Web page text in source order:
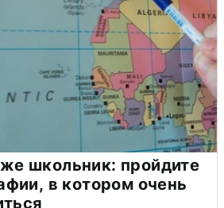
школьник: пройдите
в котором очень